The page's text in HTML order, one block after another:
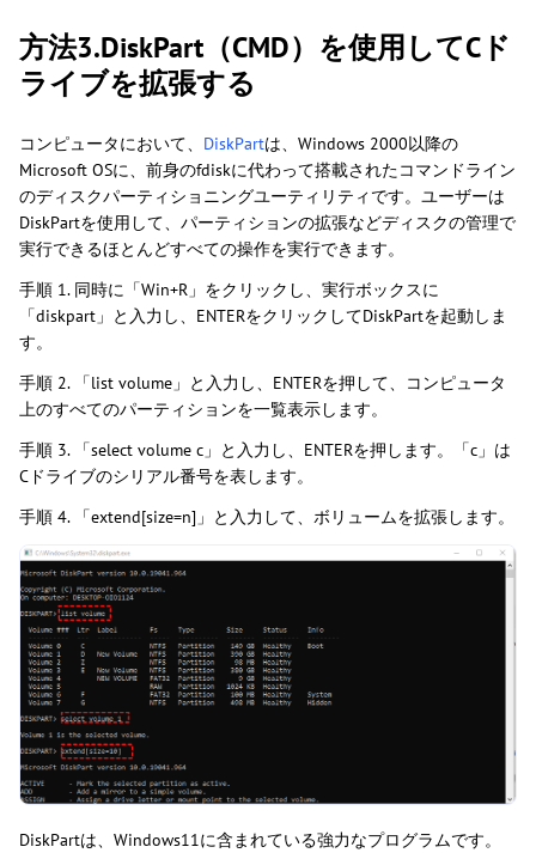
方法3.DiskPart（CMD）を使用してCド
ライブを拡張する
コンピュータにおいて、 DiskPartは、Windows 2000以降の
Microsoft OSに、前身のfdiskに代わって搭載されたコマンドライン
のディスクパーティショニングユーティリティです。ユーザーは
DiskPartを使用して、パーティションの拡張などディスクの管理で
実行できるほとんどすべての操作を実行できます。
手順 1. 同時に「Win+R」をクリックし、実行ボックスに
「diskpart」と入力し、ENTERをクリックしてDiskPartを起動しま
す。
手順 2. 「list volume」と入力し、ENTERを押して、コンピュータ
上のすべてのパーティションを一覧表示します。
手順 3. 「select volume c」と入力し、ENTERを押します。「c」は
Cドライブのシリアル番号を表します。
手順 4. 「extend[size=n]」と入力して、ボリュームを拡張します。
DiskPartは、Windows11に含まれている強力なプログラムです。